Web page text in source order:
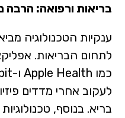
בריאות ורפואה: הרבה
ענקיות הטכנולוגיה
לתחום הבריאות.
לעקוב אחרי מדדים
בריא. בנוסף,